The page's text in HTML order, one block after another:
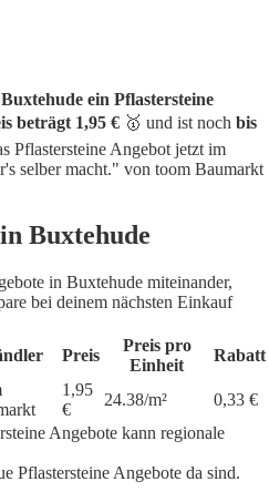
Buxtehude ein Pflastersteine
beträgt 1,95 € 🥇 und ist noch bis
Pflastersteine Angebot jetzt im
selber macht." von toom Baumarkt
Buxtehude
in Buxtehude miteinander,
bei deinem nächsten Einkauf
Preis
Preis pro
Einheit
Rabatt
1,95
€
24.38/m²
0,33 €
Angebote kann regionale
Pflastersteine Angebote da sind.